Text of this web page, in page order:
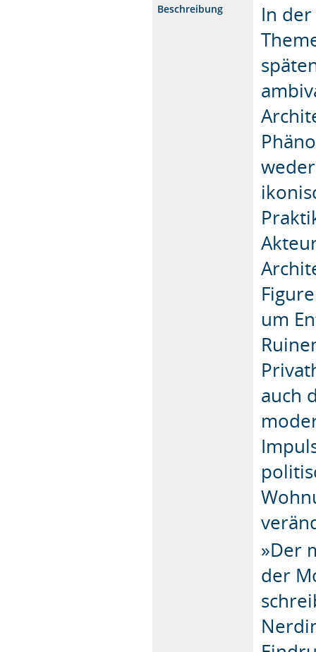
Beschreibung
In
um
auch
»Der
der